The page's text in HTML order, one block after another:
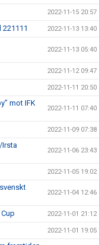
2022-11-15 20:57
2022-11-13 13:40
2022-11-13 05:40
2022-11-12 09:47
2022-11-11 20:50
mot IFK
2022-11-11 07:40
2022-11-09 07:38
Irsta
2022-11-06 23:43
2022-11-05 19:02
2022-11-04 12:46
2022-11-01 21:12
2022-11-01 19:05